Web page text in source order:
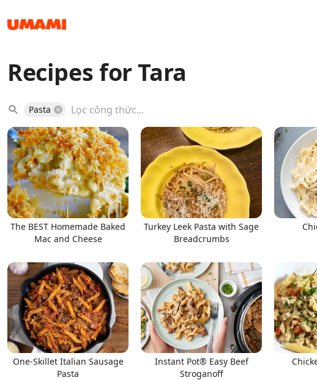
Recipes for Tara
Pasta
The BEST Homemade Baked
Mac and Cheese
Turkey Leek Pasta with Sage
Breadcrumbs
One-Skillet Italian Sausage
Pasta
Instant Pot® Easy Beef
Stroganoff